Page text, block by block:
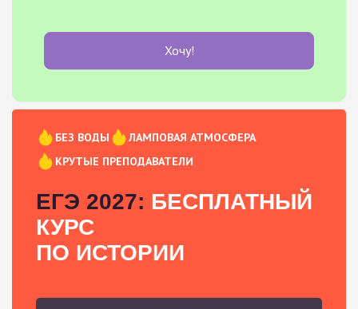
Хочу!
БЕЗ ВОДЫ
ЛАМПОВАЯ АТМОСФЕРА
КРУТЫЕ ПРЕПОДАВАТЕЛИ
ЕГЭ 2027: БЕСПЛАТНЫЙ
КУРС
ПО ИСТОРИИ